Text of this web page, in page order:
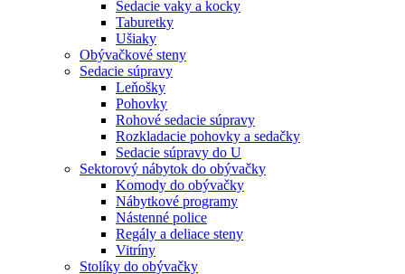
Sedacie vaky a kocky
Taburetky
Ušiaky
Obývačkové steny
Sedacie súpravy
Leňošky
Pohovky
Rohové sedacie súpravy
Rozkladacie pohovky a sedačky
Sedacie súpravy do U
Sektorový nábytok do obývačky
Komody do obývačky
Nábytkové programy
Nástenné police
Regály a deliace steny
Vitríny
Stolíky do obývačky